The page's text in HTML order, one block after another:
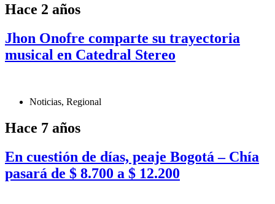
Hace 2 años
Jhon Onofre comparte su trayectoria
musical en Catedral Stereo
Noticias, Regional
Hace 7 años
En cuestión de días, peaje Bogotá – Chía
pasará de $ 8.700 a $ 12.200